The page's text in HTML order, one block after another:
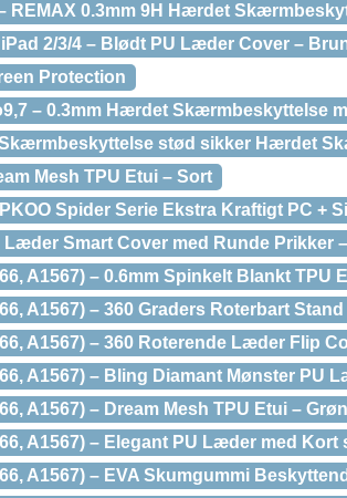
REMAX 0.3mm 9H Hærdet
2/3/4 – Blødt PU Læder Cover –
Protection
– 0.3mm Hærdet Skærmbeskyttelse
Skærmbeskyttelse stød sikker Hærdet
Mesh TPU Etui – Sort
Spider Serie Ekstra Kraftigt PC +
Læder Smart Cover med Runde Prikker
A1567) – 0.6mm Spinkelt Blankt TPU
A1567) – 360 Graders Roterbart
A1567) – 360 Roterende Læder Flip
A1567) – Bling Diamant Mønster PU
A1567) – Dream Mesh TPU Etui – Grøn
A1567) – Elegant PU Læder med
A1567) – EVA Skumgummi